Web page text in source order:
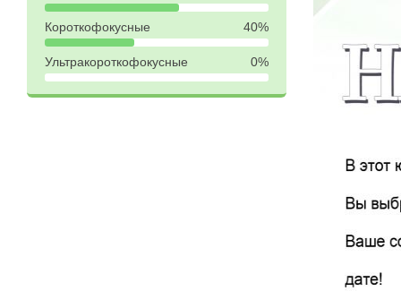
Короткофокусные 40%
Ультракороткофокусные 0%